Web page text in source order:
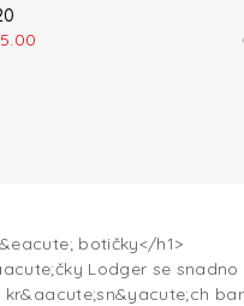
botičky</h1>
Lodger se